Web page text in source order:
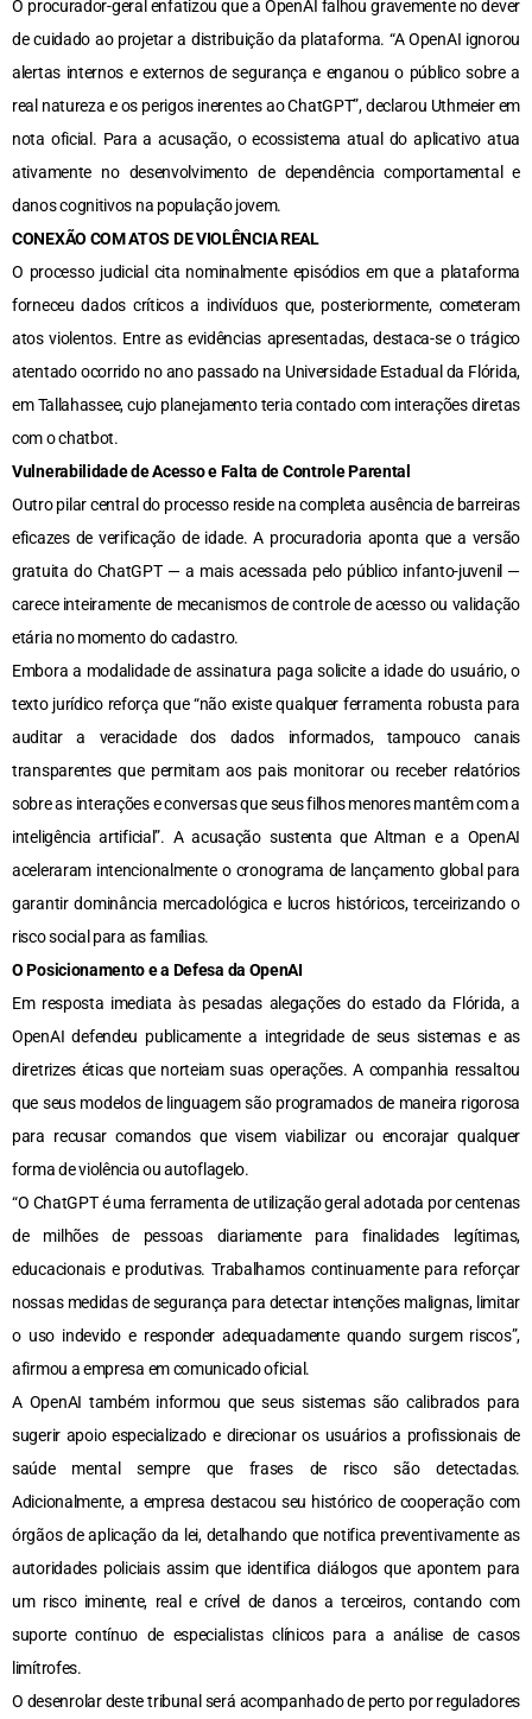
O procurador-geral enfatizou que a OpenAI falhou gravemente no dever
de cuidado ao projetar a distribuição da plataforma. “A OpenAI ignorou
alertas internos e externos de segurança e enganou o público sobre a
real natureza e os perigos inerentes ao ChatGPT”, declarou Uthmeier em
nota oficial. Para a acusação, o ecossistema atual do aplicativo atua
ativamente no desenvolvimento de dependência comportamental e
danos cognitivos na população jovem.
CONEXÃO COM ATOS DE VIOLÊNCIA REAL
O processo judicial cita nominalmente episódios em que a plataforma
forneceu dados críticos a indivíduos que, posteriormente, cometeram
atos violentos. Entre as evidências apresentadas, destaca-se o trágico
atentado ocorrido no ano passado na Universidade Estadual da Flórida,
em Tallahassee, cujo planejamento teria contado com interações diretas
com o chatbot.
Vulnerabilidade de Acesso e Falta de Controle Parental
Outro pilar central do processo reside na completa ausência de barreiras
eficazes de verificação de idade. A procuradoria aponta que a versão
gratuita do ChatGPT — a mais acessada pelo público infanto-juvenil —
carece inteiramente de mecanismos de controle de acesso ou validação
etária no momento do cadastro.
Embora a modalidade de assinatura paga solicite a idade do usuário, o
texto jurídico reforça que “não existe qualquer ferramenta robusta para
auditar a veracidade dos dados informados, tampouco canais
transparentes que permitam aos pais monitorar ou receber relatórios
sobre as interações e conversas que seus filhos menores mantêm com a
inteligência artificial”. A acusação sustenta que Altman e a OpenAI
aceleraram intencionalmente o cronograma de lançamento global para
garantir dominância mercadológica e lucros históricos, terceirizando o
risco social para as famílias.
O Posicionamento e a Defesa da OpenAI
Em resposta imediata às pesadas alegações do estado da Flórida, a
OpenAI defendeu publicamente a integridade de seus sistemas e as
diretrizes éticas que norteiam suas operações. A companhia ressaltou
que seus modelos de linguagem são programados de maneira rigorosa
para recusar comandos que visem viabilizar ou encorajar qualquer
forma de violência ou autoflagelo.
“O ChatGPT é uma ferramenta de utilização geral adotada por centenas
de milhões de pessoas diariamente para finalidades legítimas,
educacionais e produtivas. Trabalhamos continuamente para reforçar
nossas medidas de segurança para detectar intenções malignas, limitar
o uso indevido e responder adequadamente quando surgem riscos”,
afirmou a empresa em comunicado oficial.
A OpenAI também informou que seus sistemas são calibrados para
sugerir apoio especializado e direcionar os usuários a profissionais de
saúde mental sempre que frases de risco são detectadas.
Adicionalmente, a empresa destacou seu histórico de cooperação com
órgãos de aplicação da lei, detalhando que notifica preventivamente as
autoridades policiais assim que identifica diálogos que apontem para
um risco iminente, real e crível de danos a terceiros, contando com
suporte contínuo de especialistas clínicos para a análise de casos
limítrofes.
O desenrolar deste tribunal será acompanhado de perto por reguladores